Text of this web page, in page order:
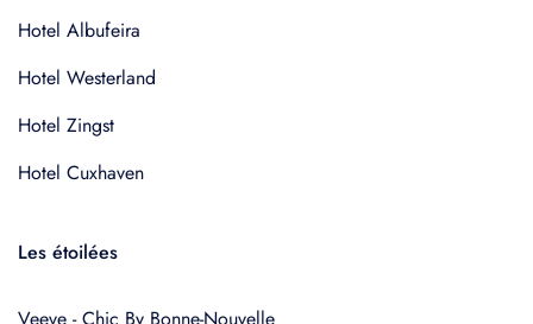
Hotel Albufeira
Hotel Westerland
Hotel Zingst
Hotel Cuxhaven
Les étoilées